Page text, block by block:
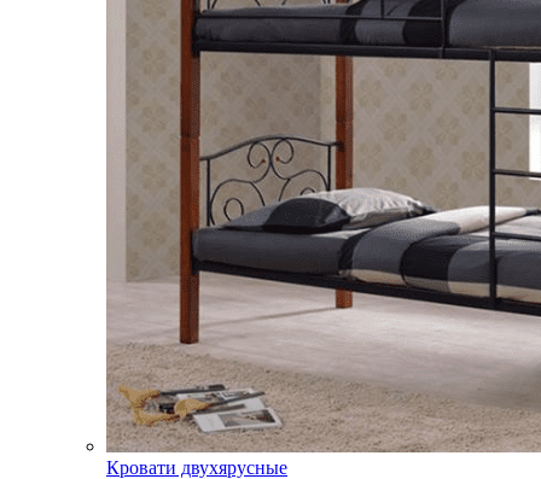
Кровати двухярусные